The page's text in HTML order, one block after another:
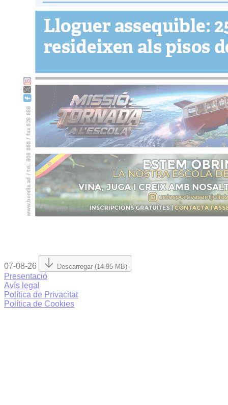
07-08-26 Descarregar (14.95 MB)
Presentació
Avís legal
Política de Privacitat
Política de Cookies